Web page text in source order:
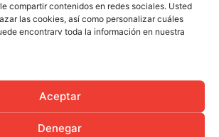
compartir contenidos en redes sociales. Usted
las cookies, así como personalizar cuáles
encontrarv toda la información en nuestra
Aceptar
Denegar